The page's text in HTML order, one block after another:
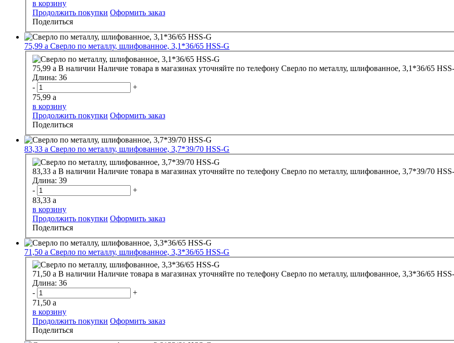
в корзину
Продолжить покупки Оформить заказ
Поделиться
75,99 a Сверло по металлу, шлифованное, 3,1*36/65 HSS-G
75,99 a В наличии Наличие товара в магазинах уточняйте по телефону Сверло по металлу, шлифованное, 3,1*36/65
Длина: 36
-
+
75,99 a
в корзину
Продолжить покупки Оформить заказ
Поделиться
83,33 a Сверло по металлу, шлифованное, 3,7*39/70 HSS-G
83,33 a В наличии Наличие товара в магазинах уточняйте по телефону Сверло по металлу, шлифованное, 3,7*39/70
Длина: 39
-
+
83,33 a
в корзину
Продолжить покупки Оформить заказ
Поделиться
71,50 a Сверло по металлу, шлифованное, 3,3*36/65 HSS-G
71,50 a В наличии Наличие товара в магазинах уточняйте по телефону Сверло по металлу, шлифованное, 3,3*36/65
Длина: 36
-
+
71,50 a
в корзину
Продолжить покупки Оформить заказ
Поделиться